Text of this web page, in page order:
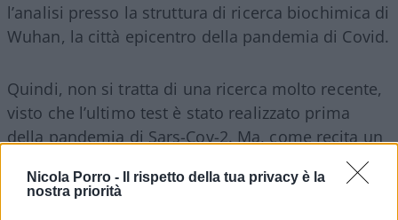
Nicola Porro -
Il rispetto della tua privacy è la
nostra priorità
l’analisi presso la struttura di ricerca biochimica di
Wuhan, la città epicentro della pandemia di Covid.
Quindi, non si tratta di una ricerca molto recente,
visto che l’ultimo test è stato realizzato prima
della pandemia di Sars-Cov-2. Ma, come recita un
vecchio detto del nostro Paese, impara l’arte e
mettila da parte, c’è sempre tempo per usarla nel